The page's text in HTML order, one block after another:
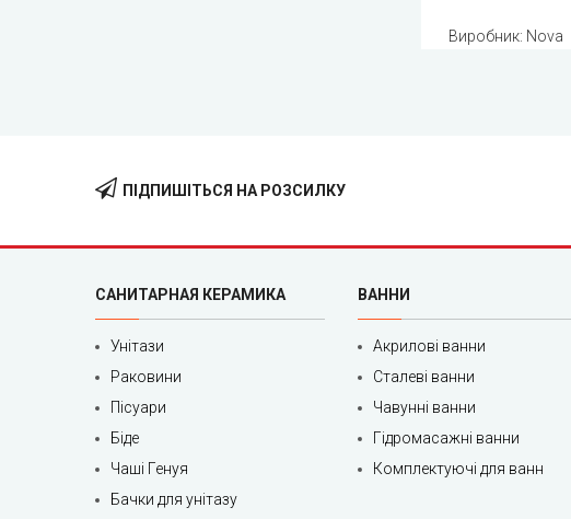
Виробник: Nova
ПІДПИШІТЬСЯ НА РОЗСИЛКУ
САНИТАРНАЯ КЕРАМИКА
Унітази
Раковини
Пісуари
Біде
Чаші Генуя
Бачки для унітазу
ВАННИ
Акрилові ванни
Сталеві ванни
Чавунні ванни
Гідромасажні ванни
Комплектуючі для ванн